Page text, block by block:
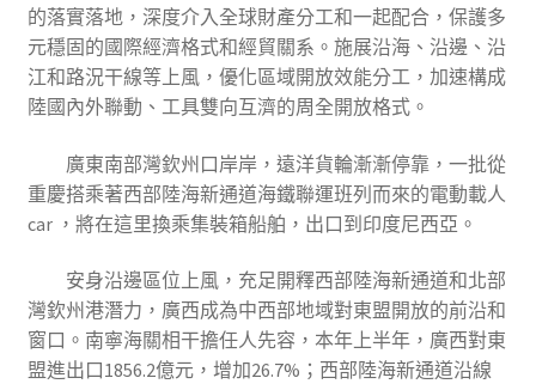
的落實落地，深度介入全球財產分工和一起配合，保護多
元穩固的國際經濟格式和經貿關系。施展沿海、沿邊、沿
江和路況干線等上風，優化區域開放效能分工，加速構成
陸國內外聯動、工具雙向互濟的周全開放格式。
廣東南部灣欽州口岸岸，遠洋貨輪漸漸停靠，一批從
重慶搭乘著西部陸海新通道海鐵聯運班列而來的電動載人
car ，將在這里換乘集裝箱船舶，出口到印度尼西亞。
安身沿邊區位上風，充足開釋西部陸海新通道和北部
灣欽州港潛力，廣西成為中西部地域對東盟開放的前沿和
窗口。南寧海關相干擔任人先容，本年上半年，廣西對東
盟進出口1856.2億元，增加26.7%；西部陸海新通道沿線